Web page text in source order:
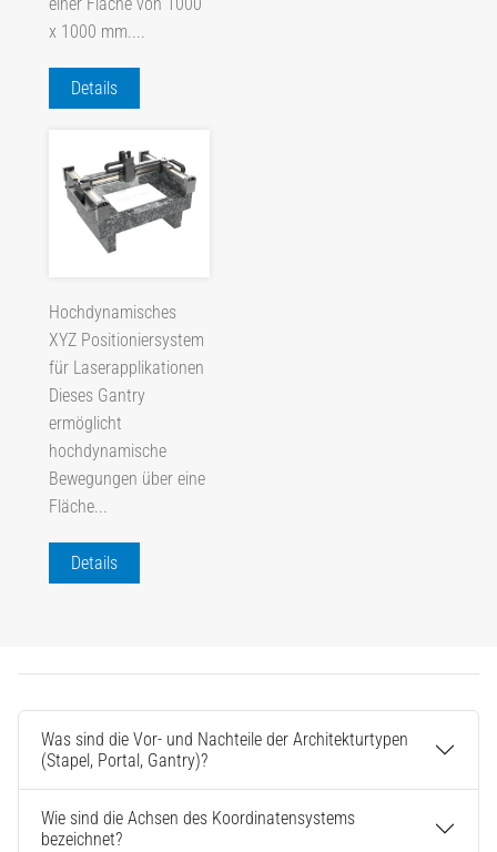
x 1000 mm....
Details
Hochdynamisches
XYZ Positioniersystem
für Laserapplikationen
Dieses Gantry
ermöglicht
hochdynamische
Bewegungen über eine
Fläche...
Details
Was sind die Vor- und Nachteile der Architekturtypen
(Stapel, Portal, Gantry)?
Wie sind die Achsen des Koordinatensystems
bezeichnet?